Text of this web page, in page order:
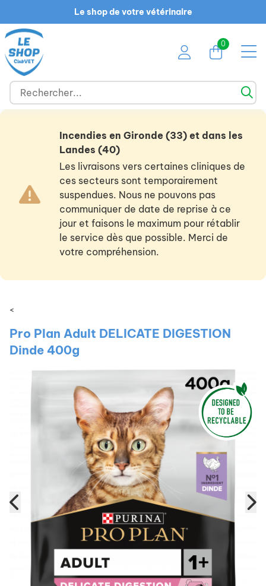
Le shop de votre vétérinaire
0
Incendies en Gironde (33) et dans les
Landes (40)
Les livraisons vers certaines cliniques de
ces secteurs sont temporairement
suspendues. Nous ne pouvons pas
communiquer de date de reprise à ce
jour et faisons le maximum pour rétablir
le service dès que possible. Merci de
votre compréhension.
<
Pro Plan Adult DELICATE DIGESTION
Dinde 400g